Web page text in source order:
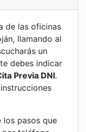
de las oficinas
llamando al
un
debes indicar
Previa DNI.
los pasos que